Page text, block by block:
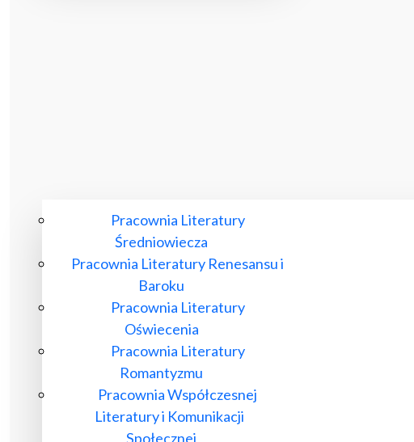
Pracownia Literatury
Średniowiecza
Pracownia Literatury Renesansu i
Baroku
Pracownia Literatury
Oświecenia
Pracownia Literatury
Romantyzmu
Pracownia Współczesnej
Literatury i Komunikacji
Społecznej